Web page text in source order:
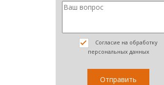
Согласие на обработку
персональных данных